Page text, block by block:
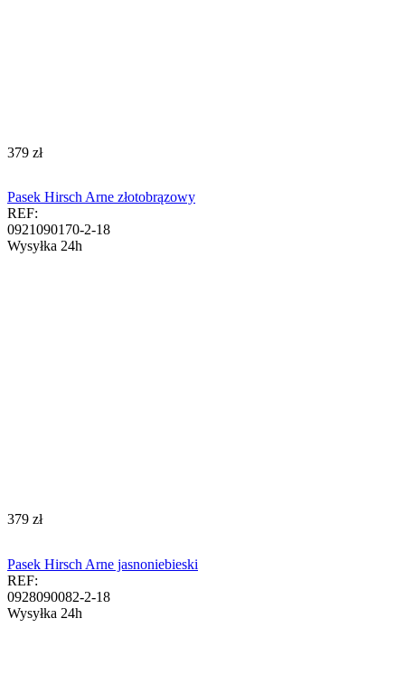
‍379‍ zł
Pasek Hirsch Arne złotobrązowy
REF:
0921090170-2-18
Wysyłka 24h
‍379‍ zł
Pasek Hirsch Arne jasnoniebieski
REF:
0928090082-2-18
Wysyłka 24h